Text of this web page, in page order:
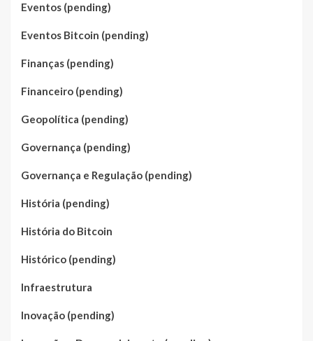
Eventos (pending)
Eventos Bitcoin (pending)
Finanças (pending)
Financeiro (pending)
Geopolítica (pending)
Governança (pending)
Governança e Regulação (pending)
História (pending)
História do Bitcoin
Histórico (pending)
Infraestrutura
Inovação (pending)